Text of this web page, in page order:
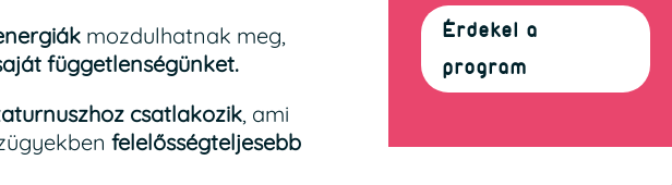
mozdulhatnak meg,
függetlenségünket.
csatlakozik, ami
felelősségteljesebb
Érdekel a
program